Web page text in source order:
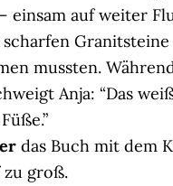
einsam auf weiter
mussten.
Anja: “Das
das Buch mit dem
groß.